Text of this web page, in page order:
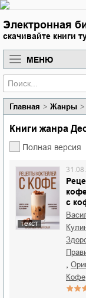
Электронная
скачивайте книги
МЕНЮ
Главная Жанры
Книги жанра
Полная версия
текст
с
кофе